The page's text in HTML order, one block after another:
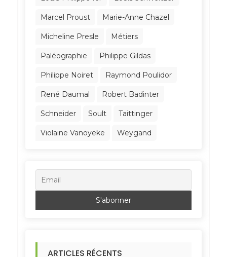
Marcel Proust Marie-Anne Chazel
Micheline Presle Métiers
Paléographie Philippe Gildas
Philippe Noiret Raymond Poulidor
René Daumal Robert Badinter
Schneider Soult Taittinger
Violaine Vanoyeke Weygand
ARTICLES RÉCENTS